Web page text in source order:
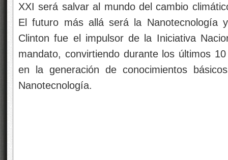
XXI será salvar al mundo del cambio
El futuro más allá será la Nanotecnología
Clinton fue el impulsor de la Iniciativa
mandato, convirtiendo durante los últimos
en la generación de conocimientos
Nanotecnología.